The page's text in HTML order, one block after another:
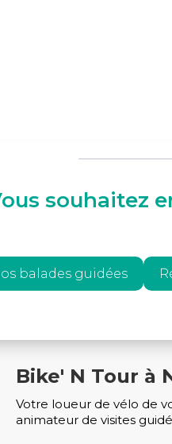
souhaitez
balades guidées
Bike' N Tour à
Votre loueur de vélo de
animateur de visites